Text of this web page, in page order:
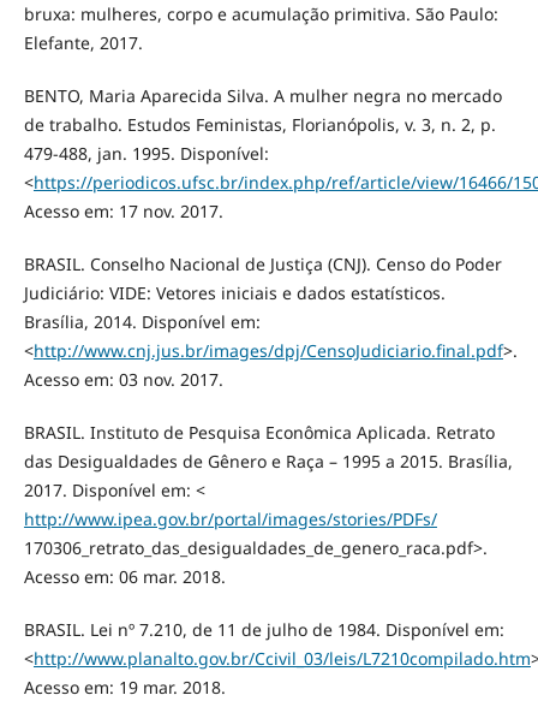
bruxa: mulheres, corpo e acumulação primitiva. São Paulo:
Elefante, 2017.
BENTO, Maria Aparecida Silva. A mulher negra no mercado
de trabalho. Estudos Feministas, Florianópolis, v. 3, n. 2, p.
479-488, jan. 1995. Disponível:
<https://periodicos.ufsc.br/index.php/ref/article/view/16466/
Acesso em: 17 nov. 2017.
BRASIL. Conselho Nacional de Justiça (CNJ). Censo do Poder
Judiciário: VIDE: Vetores iniciais e dados estatísticos.
Brasília, 2014. Disponível em:
<http://www.cnj.jus.br/images/dpj/CensoJudiciario.final.pdf>.
Acesso em: 03 nov. 2017.
BRASIL. Instituto de Pesquisa Econômica Aplicada. Retrato
das Desigualdades de Gênero e Raça – 1995 a 2015. Brasília,
2017. Disponível em: <
http://www.ipea.gov.br/portal/images/stories/PDFs/
170306_retrato_das_desigualdades_de_genero_raca.pdf>.
Acesso em: 06 mar. 2018.
BRASIL. Lei nº 7.210, de 11 de julho de 1984. Disponível em:
<http://www.planalto.gov.br/Ccivil_03/leis/L7210compilado.htm
Acesso em: 19 mar. 2018.